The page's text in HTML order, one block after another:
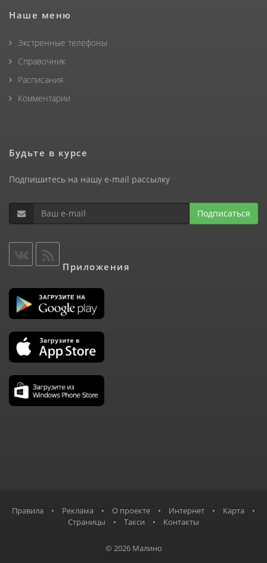
Наше меню
Экстренные телефоны
Справочник
Расписания
Комментарии
Будьте в курсе
Подпишитесь на нашу e-mail рассылку
Подписаться
Приложения
Правила • Реклама • О проекте • Интернет • Карта
•
Страницы
• Такси • Контакты
© 2026 Малино